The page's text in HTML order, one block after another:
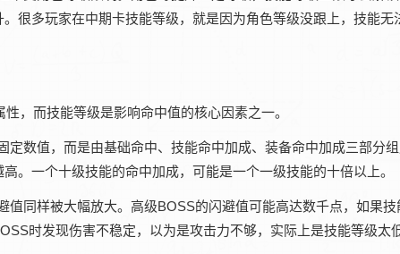
很多玩家在中期卡技能等级，就是因为角色等级没跟上，技能无
，而技能等级是影响命中值的核心因素之一。
数值，而是由基础命中、技能命中加成、装备命中加成三部分
。一个十级技能的命中加成，可能是一个一级技能的十倍以上。
同样被大幅放大。高级BOSS的闪避值可能高达数千点，如果技
时发现伤害不稳定，以为是攻击力不够，实际上是技能等级太